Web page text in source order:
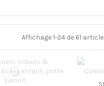
Affichage 1-24 de 61